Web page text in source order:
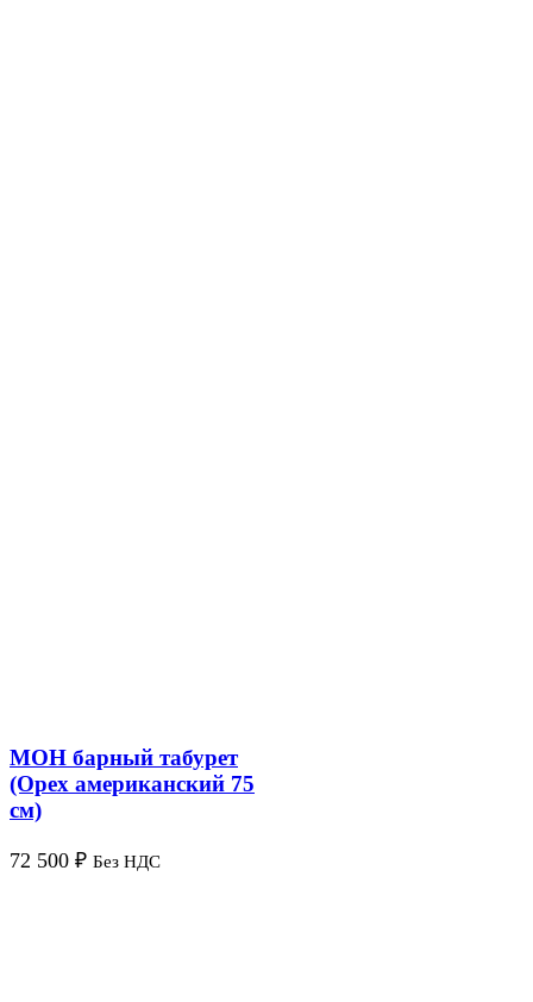
МОН барный табурет
(Орех американский 75
см)
72 500 ₽ Без НДС